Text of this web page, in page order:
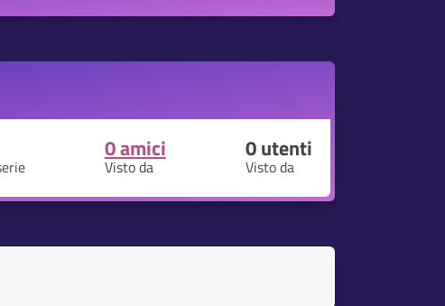
0 amici
Visto da
0utenti
Visto da